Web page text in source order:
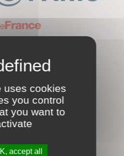
sociale et
uses cookies
you control
you want to
accept all